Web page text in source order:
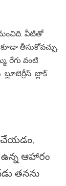
మంచిది. వీటితో
కూడా తీసుకోవచ్చు.
రేగు వంటి
బ్లాక్
ఆహారం
తనను